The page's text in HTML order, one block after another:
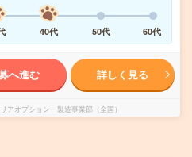
40代 50代 60代
へ進む 詳しく見る
アオプション 製造事業部（全国）